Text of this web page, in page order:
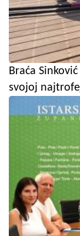
Braća
svojoj